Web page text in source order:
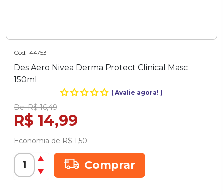
Cód: 44753
Des Aero Nivea Derma Protect Clinical Masc
150ml
(Avalie agora! )
De:R$ 16,49
R$ 14,99
Economia de R$ 1,50
Comprar